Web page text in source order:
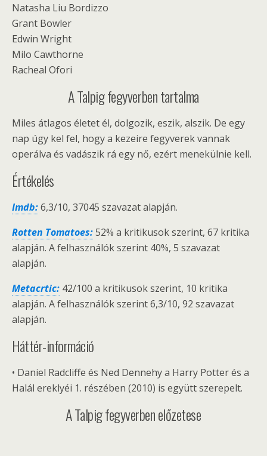
Natasha Liu Bordizzo
Grant Bowler
Edwin Wright
Milo Cawthorne
Racheal Ofori
A Talpig fegyverben tartalma
Miles átlagos életet él, dolgozik, eszik, alszik. De egy
nap úgy kel fel, hogy a kezeire fegyverek vannak
operálva és vadászik rá egy nő, ezért menekülnie kell.
Értékelés
Imdb:6,3/10, 37045 szavazat alapján.
Rotten Tomatoes:52% a kritikusok szerint, 67 kritika
alapján. A felhasználók szerint 40%, 5 szavazat
alapján.
Metacrtic: 42/100 a kritikusok szerint, 10 kritika
alapján. A felhasználók szerint 6,3/10, 92 szavazat
alapján.
Háttér-információ
• Daniel Radcliffe és Ned Dennehy a Harry Potter és a
Halál ereklyéi 1. részében (2010) is együtt szerepelt.
A Talpig fegyverben előzetese